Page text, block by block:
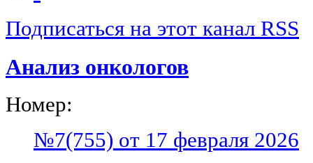
Подписаться на этот канал RSS
Анализ онкологов
Номер:
№7(755) от 17 февраля 2026